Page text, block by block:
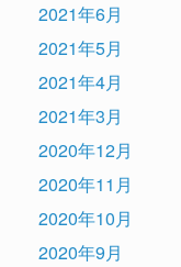
2021年6月
2021年5月
2021年4月
2021年3月
2020年12月
2020年11月
2020年10月
2020年9月